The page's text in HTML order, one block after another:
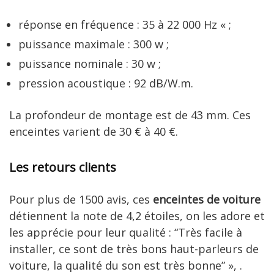
réponse en fréquence : 35 à 22 000 Hz « ;
puissance maximale : 300 w ;
puissance nominale : 30 w ;
pression acoustique : 92 dB/W.m.
La profondeur de montage est de 43 mm. Ces
enceintes varient de 30 € à 40 €.
Les retours clients
Pour plus de 1500 avis, ces enceintes de voiture
détiennent la note de 4,2 étoiles, on les adore et
les apprécie pour leur qualité : “Très facile à
installer, ce sont de très bons haut-parleurs de
voiture, la qualité du son est très bonne” », .